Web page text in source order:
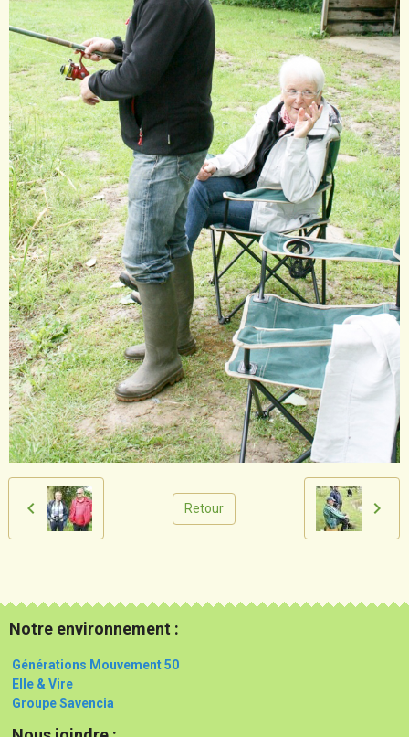
Retour
Notre environnement :
Générations Mouvement 50
Elle & Vire
Groupe Savencia